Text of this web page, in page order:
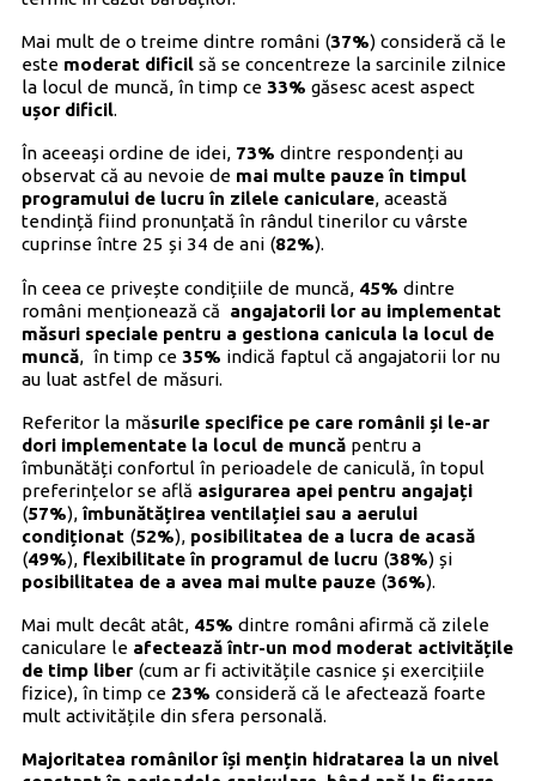
Mai mult de o treime dintre români (37%) consideră că le
este moderat dificilsă se concentreze la sarcinile zilnice
la locul de muncă, în timp ce 33% găsesc acest aspect
ușor dificil.
În aceeași ordine de idei, 73% dintre respondenți au
observat că au nevoie de mai multe pauze în timpul
programului de lucru în zilele caniculare, această
tendință fiind pronunțată în rândul tinerilor cu vârste
cuprinse între 25 și 34 de ani (82%).
În ceea ce privește condițiile de muncă, 45% dintre
români menționează că angajatorii lor au implementat
măsuri speciale pentru a gestiona canicula la locul de
muncă, în timp ce 35% indică faptul că angajatorii lor nu
au luat astfel de măsuri.
Referitor la măsurile specifice pe care românii și le-ar
dori implementate la locul de muncăpentru a
îmbunătăți confortul în perioadele de caniculă, în topul
preferințelor se află asigurarea apei pentru angajați
(57%), îmbunătățirea ventilației sau a aerului
condiționat(52%), posibilitatea de a lucra de acasă
(49%), flexibilitate în programul de lucru (38%) și
posibilitatea de a avea mai multe pauze(36%).
Mai mult decât atât, 45% dintre români afirmă că zilele
caniculare le afectează într-un mod moderat activitățile
de timp liber(cum ar fi activitățile casnice și exercițiile
fizice), în timp ce 23% consideră că le afectează foarte
mult activitățile din sfera personală.
Majoritatea românilor își mențin hidratarea la un nivel